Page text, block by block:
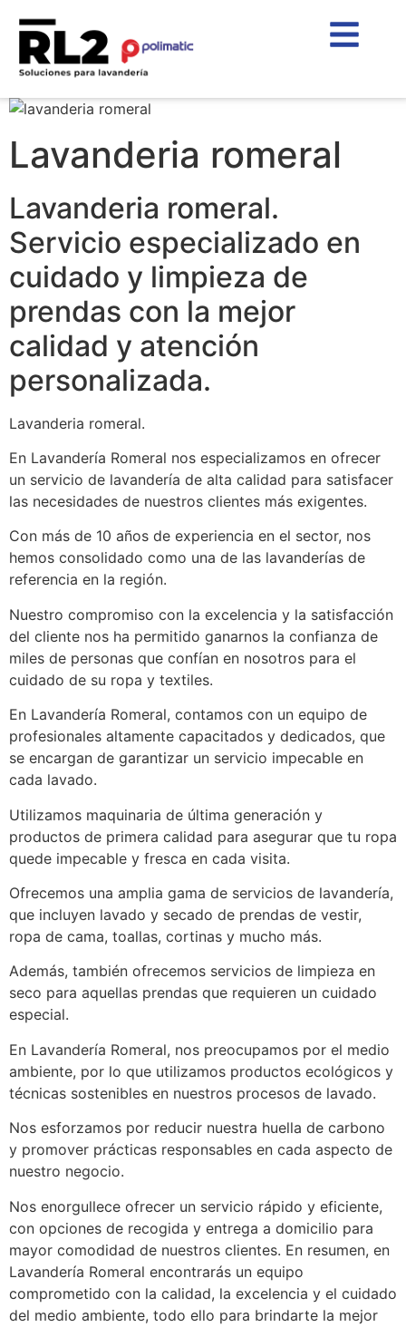
Lavanderia romeral
Lavanderia romeral.
Servicio especializado en
cuidado y limpieza de
prendas con la mejor
calidad y atención
personalizada.
Lavanderia romeral.
En Lavandería Romeral nos especializamos en ofrecer
un servicio de lavandería de alta calidad para satisfacer
las necesidades de nuestros clientes más exigentes.
Con más de 10 años de experiencia en el sector, nos
hemos consolidado como una de las lavanderías de
referencia en la región.
Nuestro compromiso con la excelencia y la satisfacción
del cliente nos ha permitido ganarnos la confianza de
miles de personas que confían en nosotros para el
cuidado de su ropa y textiles.
En Lavandería Romeral, contamos con un equipo de
profesionales altamente capacitados y dedicados, que
se encargan de garantizar un servicio impecable en
cada lavado.
Utilizamos maquinaria de última generación y
productos de primera calidad para asegurar que tu ropa
quede impecable y fresca en cada visita.
Ofrecemos una amplia gama de servicios de lavandería,
que incluyen lavado y secado de prendas de vestir,
ropa de cama, toallas, cortinas y mucho más.
Además, también ofrecemos servicios de limpieza en
seco para aquellas prendas que requieren un cuidado
especial.
En Lavandería Romeral, nos preocupamos por el medio
ambiente, por lo que utilizamos productos ecológicos y
técnicas sostenibles en nuestros procesos de lavado.
Nos esforzamos por reducir nuestra huella de carbono
y promover prácticas responsables en cada aspecto de
nuestro negocio.
Nos enorgullece ofrecer un servicio rápido y eficiente,
con opciones de recogida y entrega a domicilio para
mayor comodidad de nuestros clientes. En resumen, en
Lavandería Romeral encontrarás un equipo
comprometido con la calidad, la excelencia y el cuidado
del medio ambiente, todo ello para brindarte la mejor